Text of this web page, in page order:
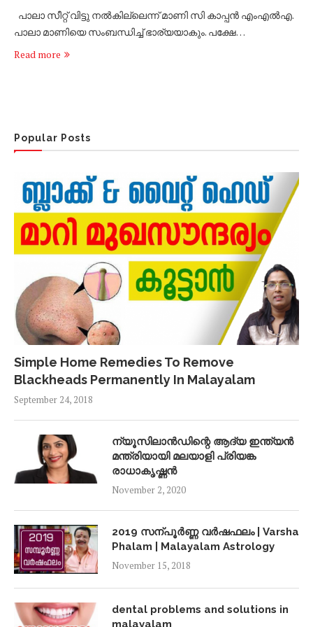
പാലാ സീറ്റ് വിട്ടു നൽകില്ലെന്ന് മാണി സി കാപ്പൻ എംഎൽഎ.
പാലാ മാണിയെ സംബന്ധിച്ച് ഭാര്യയാകും. പക്ഷേ…
Read more
Popular Posts
Simple Home Remedies To Remove
Blackheads Permanently In Malayalam
September 24, 2018
ന്യൂസിലാൻഡിന്റെ ആദ്യ ഇന്ത്യൻ
മന്ത്രിയായി മലയാളി പ്രിയങ്ക
രാധാകൃഷ്ണൻ
November 2, 2020
2019 സന്പൂർണ്ണ വർഷഫലം | Varsha
Phalam | Malayalam Astrology
November 15, 2018
dental problems and solutions in